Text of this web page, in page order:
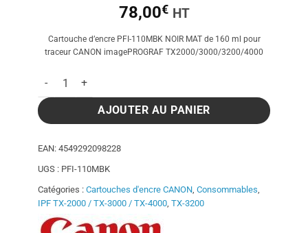
78,00€ HT
Cartouche d’encre PFI-110MBK NOIR MAT de 160 ml pour
traceur CANON imagePROGRAF TX2000/3000/3200/4000
quantité de Cartouche d'encre PFI-110MBK Noir Mat - 160 ml
AJOUTER AU PANIER
EAN: 4549292098228
UGS : PFI-110MBK
Catégories : Cartouches d'encre CANON Consommables
IPF TX-2000 / TX-3000 / TX-4000 TX-3200